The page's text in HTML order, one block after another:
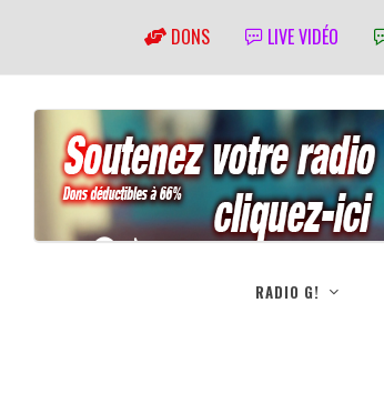
DONS LIVE VIDÉO
RADIO G!